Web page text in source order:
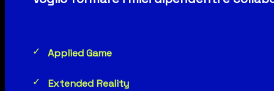
Applied Game
Extended Reality